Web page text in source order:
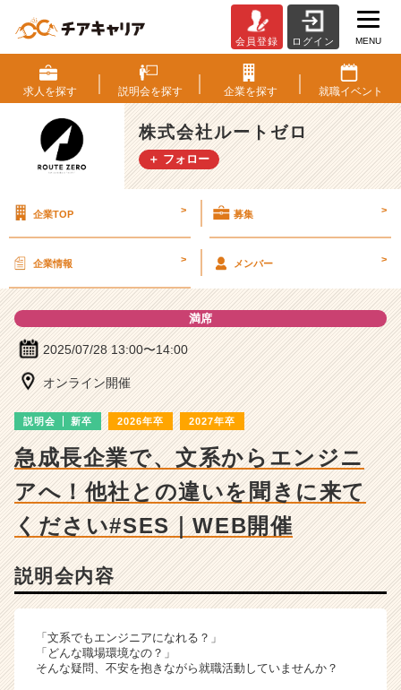
式
会
社
ル
ー
ト
説
詳
細
|
ベ
ー・
長
業
か
ら
ウ
ト
が
届
く
会員登録 ログイン MENU
求人を探す 説明会を探す 企業を探す 就職イベント
株式会社ルートゼロ
＋ フォロー
企業TOP > 募集 >
企業情報 > メンバー >
満席
2025/07/28 13:00〜14:00
オンライン開催
説明会 新卒 2026年卒 2027年卒
急成長企業で、文系からエンジニ
アへ！他社との違いを聞きに来て
ください#SES｜WEB開催
説明会内容
「文系でもエンジニアになれる？」
「どんな職場環境なの？」
そんな疑問、不安を抱きながら就職活動していませんか？